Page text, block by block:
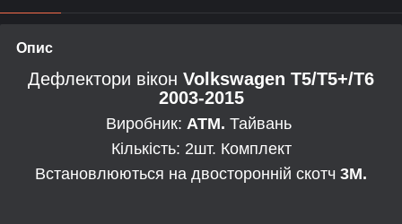
Опис
Дефлектори вікон Volkswagen T5/T5+/T6
2003-2015
Виробник: ATM. Тайвань
Кількість: 2шт. Комплект
Встановлюються на двосторонній скотч 3М.